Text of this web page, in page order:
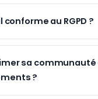
au RGPD ?
sa
?